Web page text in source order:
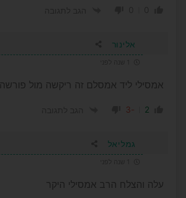
אלינור
אמסילי ליד אמסלם זה ריקשה מול פורשה
2
-3
גמליאל
עלה והצלח הרב אמסילי היקר